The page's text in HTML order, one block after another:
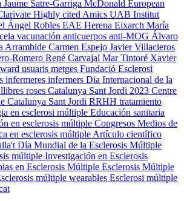
Jaume Satre-Garriga McDonald European
Highly cited Amics UAB Institut
Ángel Robles EAE Herena Eixarch María
vacunación anticuerpos anti-MOG Álvaro
Arrambide Carmen Espejo Javier Villacieros
Romero René Carvajal Mar Tintoré Xavier
usuaris metges Fundació Esclerosi
infermeres infermers Dia Internacional de la
llibres roses Catalunya Sant Jordi 2023 Centre
Catalunya Sant Jordi RRHH tratamiento
en esclerosi múltiple Educación sanitaria
en esclerosis múltiple Congresos Medios de
en esclerosis múltiple Artículo científico
Día Mundial de la Esclerosis Múltiple
múltiple Investigación en Esclerosis
en Esclerosis Múltiple Esclerosis Múltiple
múltiple wearables Esclerosi múltiple